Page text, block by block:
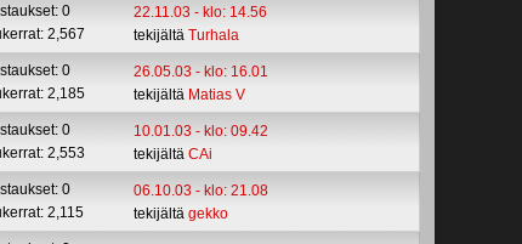
0
2,567
22.11.03 - klo: 14.56
tekijältäTurhala
0
2,185
26.05.03 - klo: 16.01
tekijältä Matias V
0
2,553
10.01.03 - klo: 09.42
tekijältäCAi
0
2,115
06.10.03 - klo: 21.08
tekijältägekko